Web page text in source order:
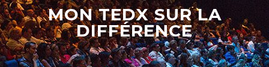
MON TEDX SUR LA
DIFFÉRENCE